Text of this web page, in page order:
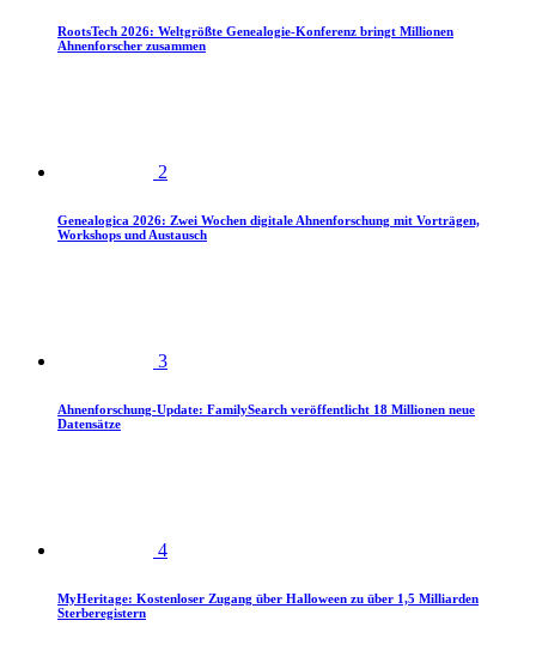
RootsTech 2026: Weltgrößte Genealogie-Konferenz bringt Millionen
Ahnenforscher zusammen
2
Genealogica 2026: Zwei Wochen digitale Ahnenforschung mit Vorträgen,
Workshops und Austausch
3
Ahnenforschung-Update: FamilySearch veröffentlicht 18 Millionen neue
Datensätze
4
MyHeritage: Kostenloser Zugang über Halloween zu über 1,5 Milliarden
Sterberegistern